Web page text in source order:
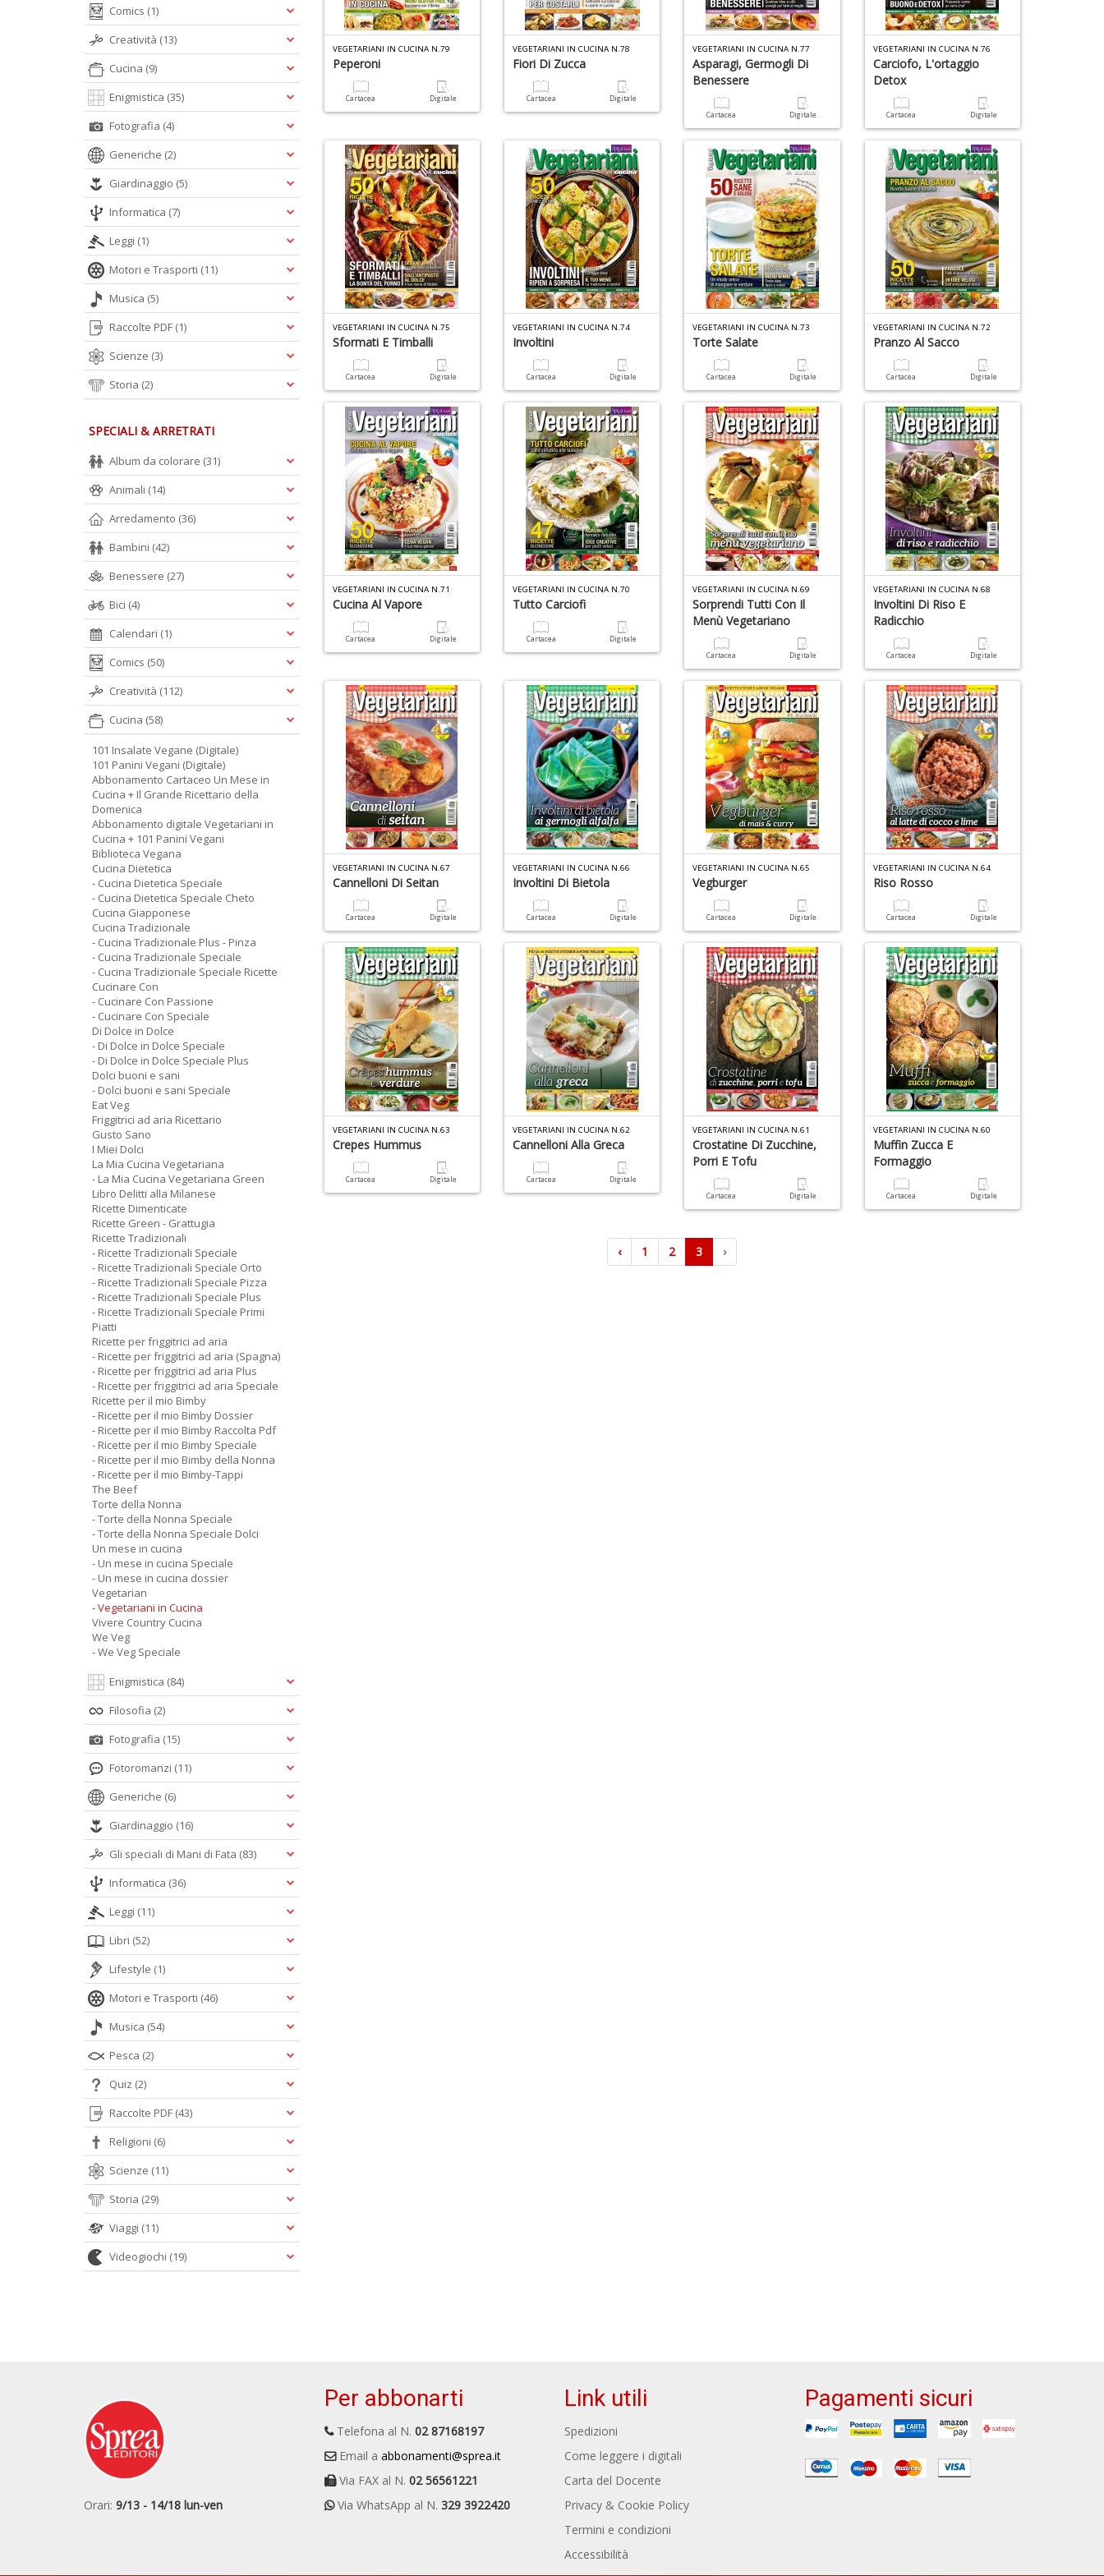
VEGETARIANI IN CUCINA N.79
Peperoni
Cartacea Digitale
VEGETARIANI IN CUCINA N.78
Fiori Di Zucca
Cartacea Digitale
VEGETARIANI IN CUCINA N.77
Asparagi, Germogli Di
Benessere
Cartacea Digitale
VEGETARIANI IN CUCINA N.76
Carciofo, L'ortaggio
Detox
Cartacea Digitale
VEGETARIANI IN CUCINA N.75
Sformati E Timballi
Cartacea Digitale
VEGETARIANI IN CUCINA N.74
Involtini
Cartacea Digitale
VEGETARIANI IN CUCINA N.73
Torte Salate
Cartacea Digitale
VEGETARIANI IN CUCINA N.72
Pranzo Al Sacco
Cartacea Digitale
VEGETARIANI IN CUCINA N.71
Cucina Al Vapore
Cartacea Digitale
VEGETARIANI IN CUCINA N.70
Tutto Carciofi
Cartacea Digitale
VEGETARIANI IN CUCINA N.69
Sorprendi Tutti Con Il
Menù Vegetariano
Cartacea Digitale
VEGETARIANI IN CUCINA N.68
Involtini Di Riso E
Radicchio
Cartacea Digitale
VEGETARIANI IN CUCINA N.67
Cannelloni Di Seitan
Cartacea Digitale
VEGETARIANI IN CUCINA N.66
Involtini Di Bietola
Cartacea Digitale
VEGETARIANI IN CUCINA N.65
Vegburger
Cartacea Digitale
VEGETARIANI IN CUCINA N.64
Riso Rosso
Cartacea Digitale
VEGETARIANI IN CUCINA N.63
Crepes Hummus
Cartacea Digitale
VEGETARIANI IN CUCINA N.62
Cannelloni Alla Greca
Cartacea Digitale
VEGETARIANI IN CUCINA N.61
Crostatine Di Zucchine,
Porri E Tofu
Cartacea Digitale
VEGETARIANI IN CUCINA N.60
Muffin Zucca E
Formaggio
Cartacea Digitale
‹ 1 2 3 ›
Comics (1)
Creatività (13)
Cucina (9)
Enigmistica (35)
Fotografia (4)
Generiche (2)
Giardinaggio (5)
Informatica (7)
Leggi (1)
Motori e Trasporti (11)
Musica (5)
Raccolte PDF (1)
Scienze (3)
Storia (2)
SPECIALI & ARRETRATI
Album da colorare (31)
Animali (14)
Arredamento (36)
Bambini (42)
Benessere (27)
Bici (4)
Calendari (1)
Comics (50)
Creatività (112)
Cucina (58)
101 Insalate Vegane (Digitale)
101 Panini Vegani (Digitale)
Abbonamento Cartaceo Un Mese in
Cucina + Il Grande Ricettario della
Domenica
Abbonamento digitale Vegetariani in
Cucina + 101 Panini Vegani
Biblioteca Vegana
Cucina Dietetica
- Cucina Dietetica Speciale
- Cucina Dietetica Speciale Cheto
Cucina Giapponese
Cucina Tradizionale
- Cucina Tradizionale Plus - Pinza
- Cucina Tradizionale Speciale
- Cucina Tradizionale Speciale Ricette
Cucinare Con
- Cucinare Con Passione
- Cucinare Con Speciale
Di Dolce in Dolce
- Di Dolce in Dolce Speciale
- Di Dolce in Dolce Speciale Plus
Dolci buoni e sani
- Dolci buoni e sani Speciale
Eat Veg
Friggitrici ad aria Ricettario
Gusto Sano
I Miei Dolci
La Mia Cucina Vegetariana
- La Mia Cucina Vegetariana Green
Libro Delitti alla Milanese
Ricette Dimenticate
Ricette Green - Grattugia
Ricette Tradizionali
- Ricette Tradizionali Speciale
- Ricette Tradizionali Speciale Orto
- Ricette Tradizionali Speciale Pizza
- Ricette Tradizionali Speciale Plus
- Ricette Tradizionali Speciale Primi
Piatti
Ricette per friggitrici ad aria
- Ricette per friggitrici ad aria (Spagna)
- Ricette per friggitrici ad aria Plus
- Ricette per friggitrici ad aria Speciale
Ricette per il mio Bimby
- Ricette per il mio Bimby Dossier
- Ricette per il mio Bimby Raccolta Pdf
- Ricette per il mio Bimby Speciale
- Ricette per il mio Bimby della Nonna
- Ricette per il mio Bimby-Tappi
The Beef
Torte della Nonna
- Torte della Nonna Speciale
- Torte della Nonna Speciale Dolci
Un mese in cucina
- Un mese in cucina Speciale
- Un mese in cucina dossier
Vegetarian
- Vegetariani in Cucina
Vivere Country Cucina
We Veg
- We Veg Speciale
Enigmistica (84)
Filosofia (2)
Fotografia (15)
Fotoromanzi (11)
Generiche (6)
Giardinaggio (16)
Gli speciali di Mani di Fata (83)
Informatica (36)
Leggi (11)
Libri (52)
Lifestyle (1)
Motori e Trasporti (46)
Musica (54)
Pesca (2)
Quiz (2)
Raccolte PDF (43)
Religioni (6)
Scienze (11)
Storia (29)
Viaggi (11)
Videogiochi (19)
Orari: 9/13 - 14/18 lun-ven
Per abbonarti
Telefona al N. 02 87168197
Email a abbonamenti@sprea.it
Via FAX al N. 02 56561221
Via WhatsApp al N. 329 3922420
Link utili
Spedizioni
Come leggere i digitali
Carta del Docente
Privacy & Cookie Policy
Termini e condizioni
Accessibilità
Pagamenti sicuri